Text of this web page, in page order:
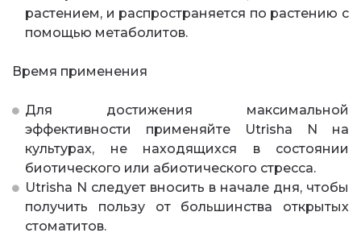
растением, и распространяется по растению с
помощью метаболитов.
Время применения
Для достижения максимальной
эффективности применяйте Utrisha N на
культурах, не находящихся в состоянии
биотического или абиотического стресса.
Utrisha N следует вносить в начале дня, чтобы
получить пользу от большинства открытых
стоматитов.